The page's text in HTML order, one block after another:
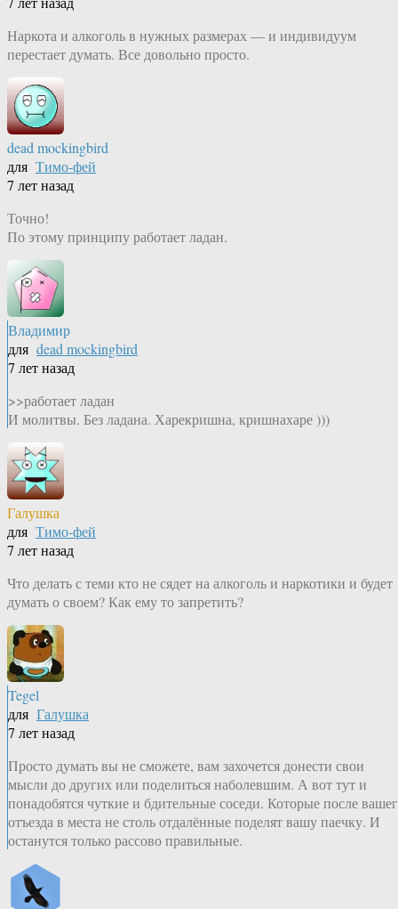
Наркота и алкоголь в нужных размерах — и индивидуум
перестает думать. Все довольно просто.
dead mockingbird
для Тимо-фей
7 лет назад
Точно!
По этому принципу работает ладан.
Владимир
для dead mockingbird
7 лет назад
>>работает ладан
И молитвы. Без ладана. Харекришна, кришнахаре )))
Галушка
для Тимо-фей
7 лет назад
Что делать с теми кто не сядет на алкоголь и наркотики и будет
думать о своем? Как ему то запретить?
Tegel
для Галушка
7 лет назад
Просто думать вы не сможете, вам захочется донести свои
мысли до других или поделиться наболевшим. А вот тут и
понадобятся чуткие и бдительные соседи. Которые после
отъезда в места не столь отдалённые поделят вашу паечку. И
останутся только рассово правильные.